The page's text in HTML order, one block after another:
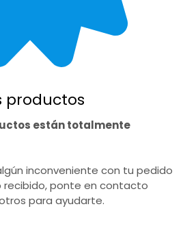
productos
están totalmente
inconveniente con tu pedido
recibido, ponte en contacto
para ayudarte.